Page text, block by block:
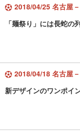
2018/04/25 名古屋
「麺祭り」には長蛇の
2018/04/18 名古屋
新デザインのワンポイ